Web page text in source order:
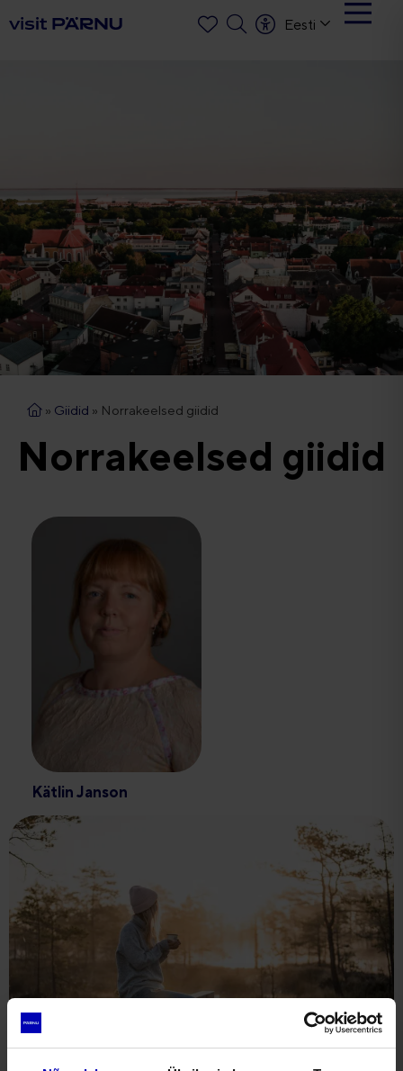
Eesti
» Giidid » Norrakeelsed giidid
Norrakeelsed giidid
Kätlin Janson
+372 56657279
katlinjanson@gmail.com
Hobid: reisimine, keeled